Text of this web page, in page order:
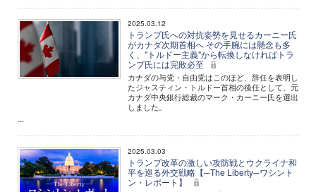
2025.03.12
トランプ氏への対抗姿勢を見せるカーニー氏
がカナダ次期首相へ その手腕には懸念も多
く、"トルドー主義"から転換しなければトラ
ンプ氏には完敗必至
カナダの与党・自由党はこのほど、辞任を表明し
たジャスティン・トルドー首相の後任として、元
カナダ中央銀行総裁のマーク・カーニー氏を選出
しました。
...
2025.03.03
トランプ改革の激しい攻防戦とウクライナ和
平を巡る外交戦略【─The Liberty─ワシント
ン・レポート】